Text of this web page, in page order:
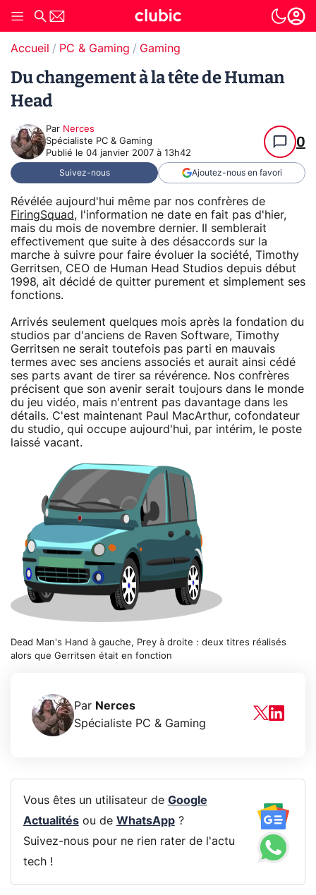
Accueil PC & Gaming Gaming
Du changement à la tête de Human
Head
Par Nerces
Spécialiste PC & Gaming
Publié le 04 janvier 2007 à 13h42
0
Suivez-nous Ajoutez-nous en favori
Révélée aujourd'hui même par nos confrères de
FiringSquad, l'information ne date en fait pas d'hier,
mais du mois de novembre dernier. Il semblerait
effectivement que suite à des désaccords sur la
marche à suivre pour faire évoluer la société, Timothy
Gerritsen, CEO de Human Head Studios depuis début
1998, ait décidé de quitter purement et simplement ses
fonctions.
Arrivés seulement quelques mois après la fondation du
studios par d'anciens de Raven Software, Timothy
Gerritsen ne serait toutefois pas parti en mauvais
termes avec ses anciens associés et aurait ainsi cédé
ses parts avant de tirer sa révérence. Nos confrères
précisent que son avenir serait toujours dans le monde
du jeu vidéo, mais n'entrent pas davantage dans les
détails. C'est maintenant Paul MacArthur, cofondateur
du studio, qui occupe aujourd'hui, par intérim, le poste
laissé vacant.
Dead Man's Hand à gauche, Prey à droite : deux titres réalisés
alors que Gerritsen était en fonction
Par Nerces
Spécialiste PC & Gaming
Vous êtes un utilisateur de Google
Actualitésou de WhatsApp?
Suivez-nous pour ne rien rater de l'actu
tech !